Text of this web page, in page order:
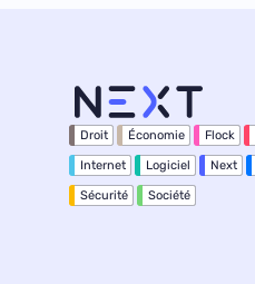
Droit Économie Flock
Internet Logiciel Next
Sécurité Société